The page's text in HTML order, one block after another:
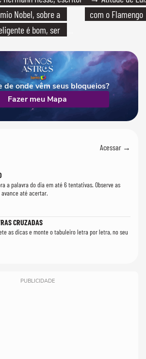
Nobel, sobre a
é bom, ser
com o Flamengo
de onde vêm seus bloqueios?
Fazer meu Mapa
Acessar →
a palavra do dia em até 6 tentativas. Observe as
até acertar.
CRUZADAS
as dicas e monte o tabuleiro letra por letra, no seu
PUBLICIDADE